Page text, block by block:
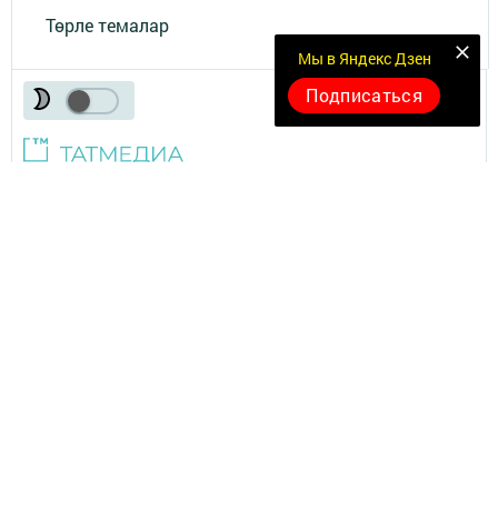
Төрле темалар
Мы в Яндекс Дзен
Подписаться